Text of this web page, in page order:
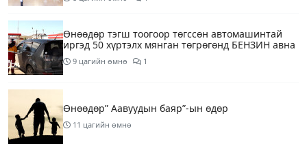
Өнөөдөр тэгш тоогоор төгссөн автомашинтай
иргэд 50 хүртэлх мянган төгрөгөнд БЕНЗИН авна
9 цагийн өмнө 1
Өнөөдөр” Аавуудын баяр”-ын өдөр
11 цагийн өмнө